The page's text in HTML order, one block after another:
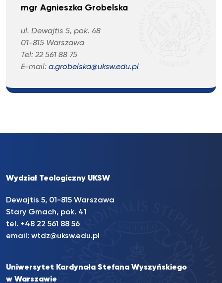
mgr Agnieszka Grobelska
ul. Dewajtis 5, pok. 48
01-815 Warszawa
Tel: 22 561 88 75
E-mail: a.grobelska@uksw.edu.pl
Wydział Teologiczny UKSW
Dewajtis 5, 01-815 Warszawa
Stary Gmach, pok. 41
tel. +48 22 561 88 56
email: wtdz@uksw.edu.pl
Uniwersytet Kardynała Stefana Wyszyńskiego
w Warszawie